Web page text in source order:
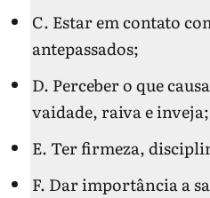
C. Estar em contato
antepassados;
D. Perceber o que
vaidade, raiva e inveja;
E. Ter firmeza,
F. Dar importância a